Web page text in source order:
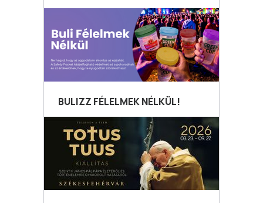
BULIZZ FÉLELMEK NÉLKÜL!